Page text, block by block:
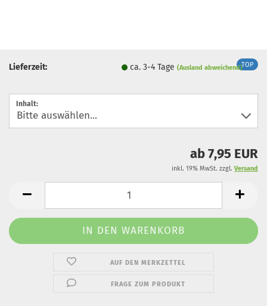
TOP
Lieferzeit: ca. 3-4 Tage(Ausland abweichend)
Inhalt:
ab 7,95 EUR
inkl. 19% MwSt. zzgl. Versand
AUF DEN MERKZETTEL
FRAGE ZUM PRODUKT